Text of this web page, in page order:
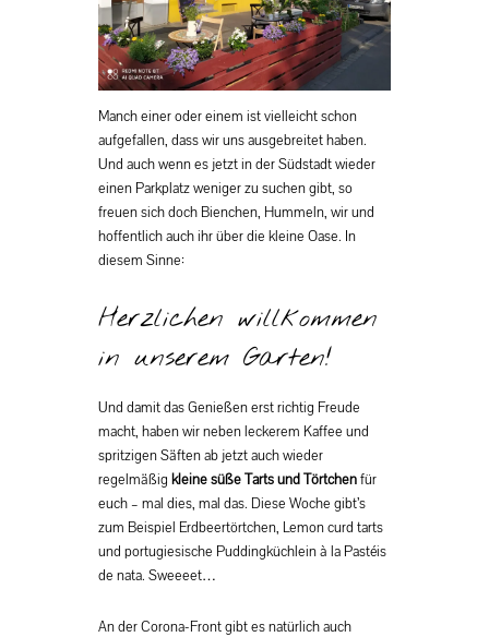
Manch einer oder einem ist vielleicht schon
aufgefallen, dass wir uns ausgebreitet haben.
Und auch wenn es jetzt in der Südstadt wieder
einen Parkplatz weniger zu suchen gibt, so
freuen sich doch Bienchen, Hummeln, wir und
hoffentlich auch ihr über die kleine Oase. In
diesem Sinne:
Herzlichen willkommen
in unserem Garten!
Und damit das Genießen erst richtig Freude
macht, haben wir neben leckerem Kaffee und
spritzigen Säften ab jetzt auch wieder
regelmäßig kleine süße Tarts und Törtchenfür
euch – mal dies, mal das. Diese Woche gibt’s
zum Beispiel Erdbeertörtchen, Lemon curd tarts
und portugiesische Puddingküchlein à la Pastéis
de nata. Sweeeet…
An der Corona-Front gibt es natürlich auch